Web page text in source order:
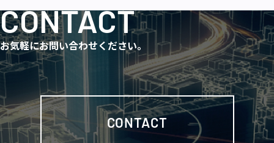
CONTACT
お気軽にお問い合わせください。
CONTACT